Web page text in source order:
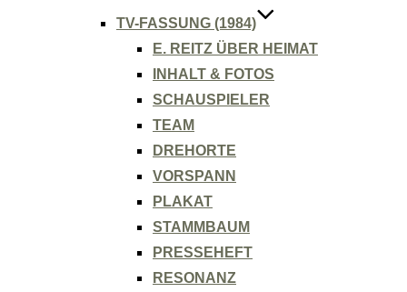
TV-FASSUNG (1984)
E. REITZ ÜBER HEIMAT
INHALT & FOTOS
SCHAUSPIELER
TEAM
DREHORTE
VORSPANN
PLAKAT
STAMMBAUM
PRESSEHEFT
RESONANZ